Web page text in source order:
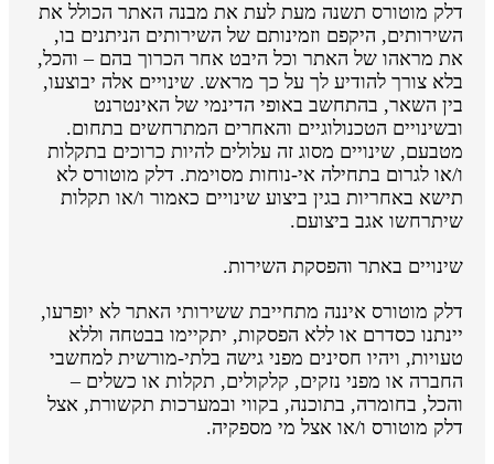
דלק מוטורס תשנה מעת לעת את מבנה האתר הכולל את
השירותים, היקפם וזמינותם של השירותים הניתנים בו,
את מראהו של האתר וכל היבט אחר הכרוך בהם – והכל,
בלא צורך להודיע לך על כך מראש. שינויים אלה יבוצעו,
בין השאר, בהתחשב באופי הדינמי של האינטרנט
ובשינויים הטכנולוגיים והאחרים המתרחשים בתחום.
מטבעם, שינויים מסוג זה עלולים להיות כרוכים בתקלות
ו/או לגרום בתחילה אי-נוחות מסוימת. דלק מוטורס לא
תישא באחריות בגין ביצוע שינויים כאמור ו/או תקלות
שיתרחשו אגב ביצועם.
שינויים באתר והפסקת השירות.
דלק מוטורס איננה מתחייבת ששירותי האתר לא יופרעו,
יינתנו כסדרם או ללא הפסקות, יתקיימו בבטחה וללא
טעויות, ויהיו חסינים מפני גישה בלתי-מורשית למחשבי
החברה או מפני נזקים, קלקולים, תקלות או כשלים –
והכל, בחומרה, בתוכנה, בקווי ובמערכות תקשורת, אצל
דלק מוטורס ו/או אצל מי מספקיה.